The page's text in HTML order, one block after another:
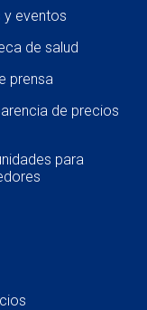
y eventos
de salud
prensa
de precios
para